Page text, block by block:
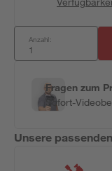
Anzahl:
Fragen zum
Sofort-
Unsere